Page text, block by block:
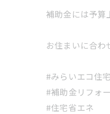
補助金には予算
お住まいに合わ
#みらいエコ住
#補助金リフォ
#住宅省エネ